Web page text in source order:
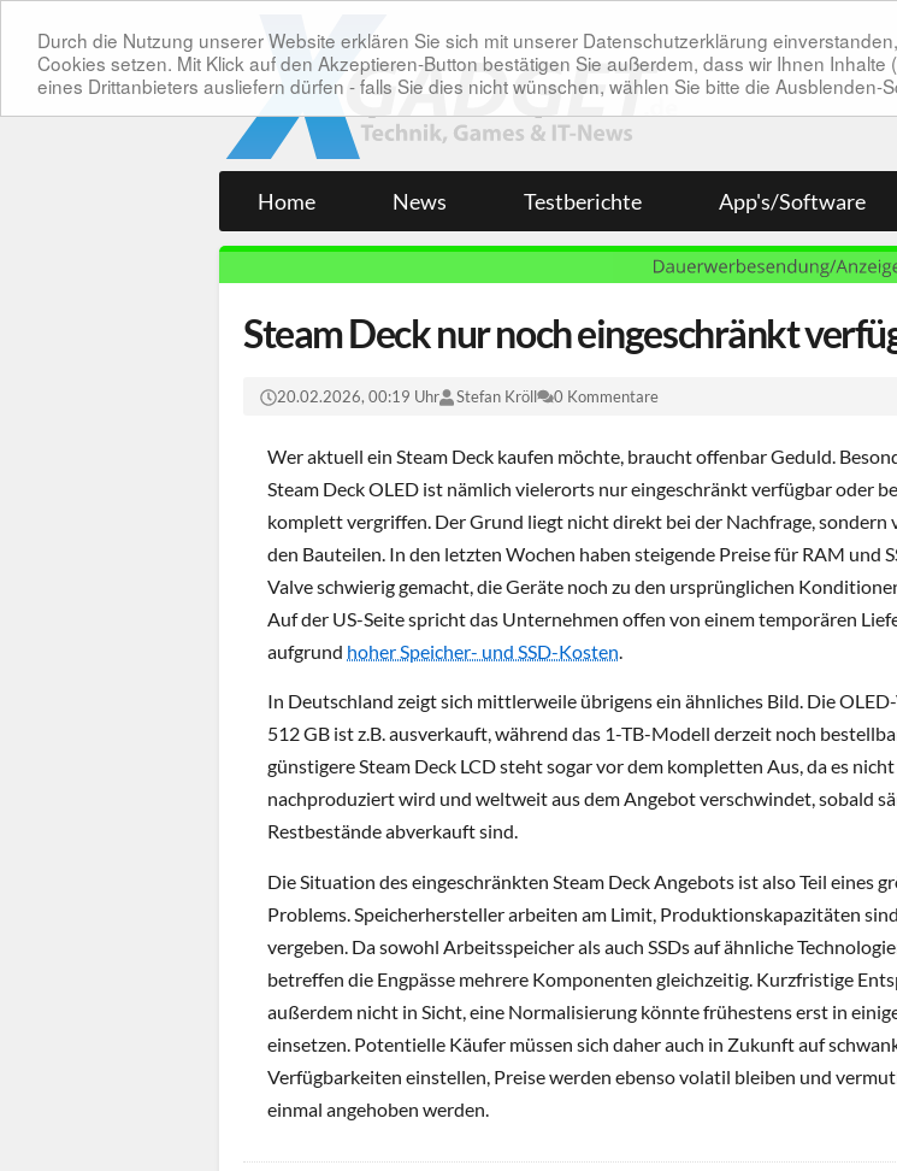
Durch die Nutzung unserer Website erklären Sie sich mit unserer Datenschutzerklärung
Cookies setzen. Mit Klick auf den Akzeptieren-Button bestätigen Sie außerdem, dass wir Ihnen
eines Drittanbieters ausliefern dürfen - falls Sie dies nicht wünschen, wählen Sie bitte die Ausblenden-
Home News Testberichte App's/Software
Steam Deck nur noch eingeschränkt
20.02.2026, 00:19 Uhr Stefan Kröll 0 Kommentare
Wer aktuell ein Steam Deck kaufen möchte, braucht offenbar Geduld.
Steam Deck OLED ist nämlich vielerorts nur eingeschränkt verfügbar oder
komplett vergriffen. Der Grund liegt nicht direkt bei der Nachfrage, sondern
den Bauteilen. In den letzten Wochen haben steigende Preise für RAM und
Valve schwierig gemacht, die Geräte noch zu den ursprünglichen
Auf der US-Seite spricht das Unternehmen offen von einem temporären
aufgrund hoher Speicher- und SSD-Kosten.
In Deutschland zeigt sich mittlerweile übrigens ein ähnliches Bild. Die
512 GB ist z.B. ausverkauft, während das 1-TB-Modell derzeit noch
günstigere Steam Deck LCD steht sogar vor dem kompletten Aus, da es
nachproduziert wird und weltweit aus dem Angebot verschwindet, sobald
Restbestände abverkauft sind.
Die Situation des eingeschränkten Steam Deck Angebots ist also Teil eines
Problems. Speicherhersteller arbeiten am Limit, Produktionskapazitäten
vergeben. Da sowohl Arbeitsspeicher als auch SSDs auf ähnliche
betreffen die Engpässe mehrere Komponenten gleichzeitig. Kurzfristige
außerdem nicht in Sicht, eine Normalisierung könnte frühestens erst in
einsetzen. Potentielle Käufer müssen sich daher auch in Zukunft auf
Verfügbarkeiten einstellen, Preise werden ebenso volatil bleiben und
einmal angehoben werden.